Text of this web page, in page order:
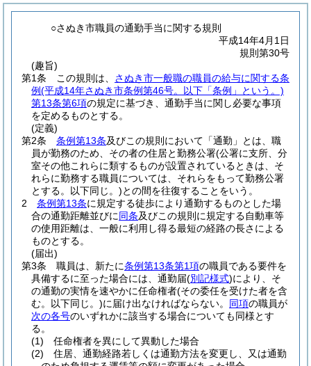
○さぬき市職員の通勤手当に関する規則
平成14年4月1日
規則第30号
(趣旨)
第1条
この規則は、 さぬき市一般職の職員の給与に関する条
例(平成14年さぬき市条例第46号。以下「条例」という。)
第13条第6項の規定に基づき、通勤手当に関し必要な事項
を定めるものとする。
(定義)
第2条
条例第13条及びこの規則において「通勤」とは、職
員が勤務のため、その者の住居と勤務公署(公署に支所、分
室その他これらに類するものが設置されているときは、そ
れらに勤務する職員については、それらをもって勤務公署
とする。以下同じ。)との間を往復することをいう。
2
条例第13条に規定する徒歩により通勤するものとした場
合の通勤距離並びに同条及びこの規則に規定する自動車等
の使用距離は、一般に利用し得る最短の経路の長さによる
ものとする。
(届出)
第3条
職員は、新たに条例第13条第1項の職員である要件を
具備するに至った場合には、通勤届(別記様式)により、そ
の通勤の実情を速やかに任命権者(その委任を受けた者を含
む。以下同じ。)に届け出なければならない。 同項の職員が
次の各号のいずれかに該当する場合についても同様とす
る。
(1)
任命権者を異にして異動した場合
(2)
住居、通勤経路若しくは通勤方法を変更し、又は通勤